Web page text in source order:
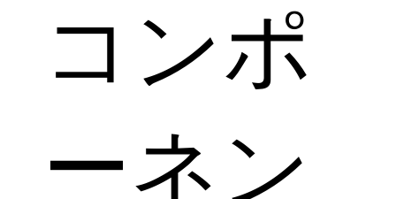
コンポ
ーネン